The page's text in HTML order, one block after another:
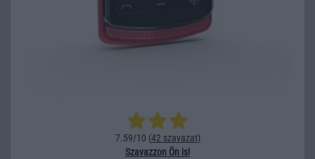
7.59/10 (42 szavazat)
Szavazzon Ön is!